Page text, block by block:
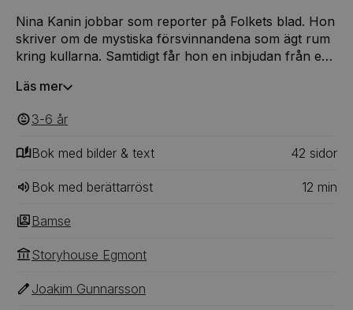
Nina Kanin jobbar som reporter på Folkets blad. Hon
skriver om de mystiska försvinnandena som ägt rum
kring kullarna. Samtidigt får hon en inbjudan från en
sakerna ha något samband? Nina och Bamse beger
de snart är mitt uppe i ett äventyr. Ett äventyr som
kan ha betydelse för hela världens framtid.
Läs mer
3-6 ‎‎ år
Bok med bilder & text 42 ‎‎ sidor
Bok med berättarröst 12 min
Bamse
Storyhouse Egmont
Joakim Gunnarsson